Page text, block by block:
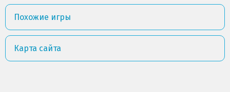
Похожие игры
Карта сайта